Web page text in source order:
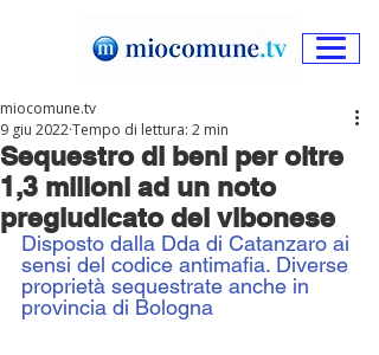
Sequestro di beni per oltre
1,3 milioni ad un noto
pregiudicato del vibonese
miocomune.tv
9 giu 2022Tempo di lettura: 2 min
Disposto dalla Dda di Catanzaro ai
sensi del codice antimafia. Diverse
proprietà sequestrate anche in
provincia di Bologna